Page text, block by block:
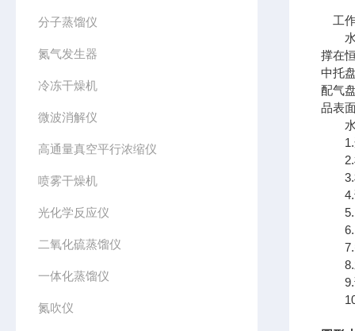
分子蒸馏仪
氮气发生器
冷冻干燥机
微波消解仪
高通量真空平行浓缩仪
喷雾干燥机
光化学反应仪
二氧化硫蒸馏仪
一体化蒸馏仪
氮吹仪
工
水浴
撑在
中托
配气
品表
水
1.适
2.样
3.样
4.试
5.自
6.圆
7.智
8.水
9.调
10.